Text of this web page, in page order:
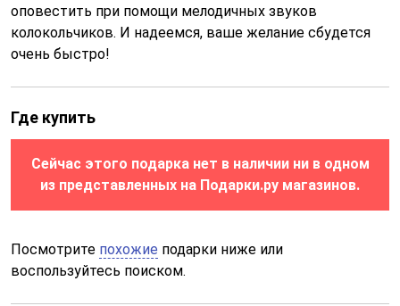
оповестить при помощи мелодичных звуков
колокольчиков. И надеемся, ваше желание сбудется
очень быстро!
Где купить
Сейчас этого подарка нет в наличии ни в одном
из представленных на Подарки.ру магазинов.
Посмотрите похожие подарки ниже или
воспользуйтесь поиском.